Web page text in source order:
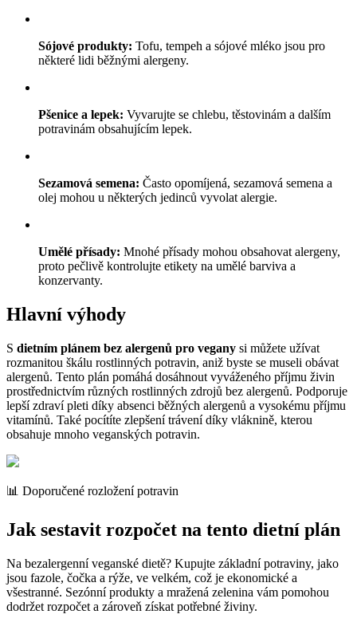
Sójové produkty: Tofu, tempeh a sójové mléko jsou pro
některé lidi běžnými alergeny.
Pšenice a lepek: Vyvarujte se chlebu, těstovinám a dalším
potravinám obsahujícím lepek.
Sezamová semena: Často opomíjená, sezamová semena a
olej mohou u některých jedinců vyvolat alergie.
Umělé přísady: Mnohé přísady mohou obsahovat alergeny,
proto pečlivě kontrolujte etikety na umělé barviva a
konzervanty.
Hlavní výhody
S dietním plánem bez alergenů pro vegany si můžete užívat
rozmanitou škálu rostlinných potravin, aniž byste se museli obávat
alergenů. Tento plán pomáhá dosáhnout vyváženého příjmu živin
prostřednictvím různých rostlinných zdrojů bez alergenů. Podporuje
lepší zdraví pleti díky absenci běžných alergenů a vysokému příjmu
vitamínů. Také pocítíte zlepšení trávení díky vláknině, kterou
obsahuje mnoho veganských potravin.
📊 Doporučené rozložení potravin
Jak sestavit rozpočet na tento dietní plán
Na bezalergenní veganské dietě? Kupujte základní potraviny, jako
jsou fazole, čočka a rýže, ve velkém, což je ekonomické a
všestranné. Sezónní produkty a mražená zelenina vám pomohou
dodržet rozpočet a zároveň získat potřebné živiny.